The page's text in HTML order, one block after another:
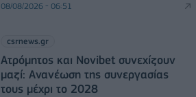
08/08/2026 - 06:51
csrnews.gr
Ατρόμητος και Novibet συνεχίζουν
μαζί: Ανανέωση της συνεργασίας
τους μέχρι το 2028